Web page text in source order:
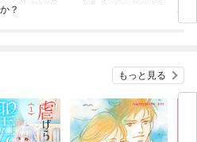
？
な
もっと見る